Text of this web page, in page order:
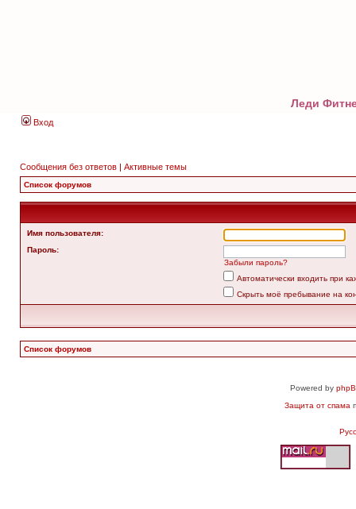
Леди
Вход
Сообщения без ответов | Активные темы
Список форумов
Имя пользователя:
Пароль:
Забыли пароль?
Автоматически входить при
Скрыть моё пребывание на
Список форумов
Powered by
Защита от спама